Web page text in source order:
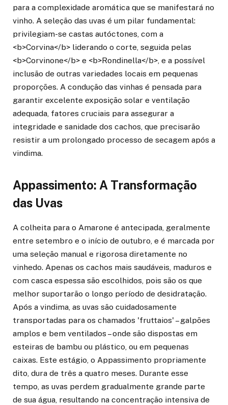
para a complexidade aromática que se manifestará no
vinho. A seleção das uvas é um pilar fundamental:
privilegiam-se castas autóctones, com a
<b>Corvina</b> liderando o corte, seguida pelas
<b>Corvinone</b> e <b>Rondinella</b>, e a possível
inclusão de outras variedades locais em pequenas
proporções. A condução das vinhas é pensada para
garantir excelente exposição solar e ventilação
adequada, fatores cruciais para assegurar a
integridade e sanidade dos cachos, que precisarão
resistir a um prolongado processo de secagem após a
vindima.
Appassimento: A Transformação
das Uvas
A colheita para o Amarone é antecipada, geralmente
entre setembro e o início de outubro, e é marcada por
uma seleção manual e rigorosa diretamente no
vinhedo. Apenas os cachos mais saudáveis, maduros e
com casca espessa são escolhidos, pois são os que
melhor suportarão o longo período de desidratação.
Após a vindima, as uvas são cuidadosamente
transportadas para os chamados 'fruttaios' – galpões
amplos e bem ventilados – onde são dispostas em
esteiras de bambu ou plástico, ou em pequenas
caixas. Este estágio, o Appassimento propriamente
dito, dura de três a quatro meses. Durante esse
tempo, as uvas perdem gradualmente grande parte
de sua água, resultando na concentração intensiva de